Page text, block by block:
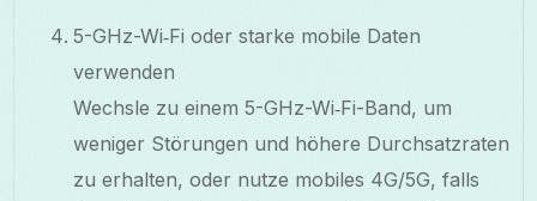
5-GHz-Wi‑Fi oder starke mobile Daten
verwenden
Wechsle zu einem 5-GHz-Wi‑Fi-Band, um
weniger Störungen und höhere Durchsatzraten
zu erhalten, oder nutze mobiles 4G/5G, falls